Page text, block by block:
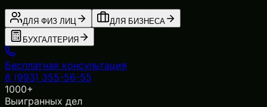
ДЛЯ ФИЗ ЛИЦ ДЛЯ БИЗНЕСА
БУХГАЛТЕРИЯ
Бесплатная консультация
8 (993) 355-56-55
1000+
Выигранных дел